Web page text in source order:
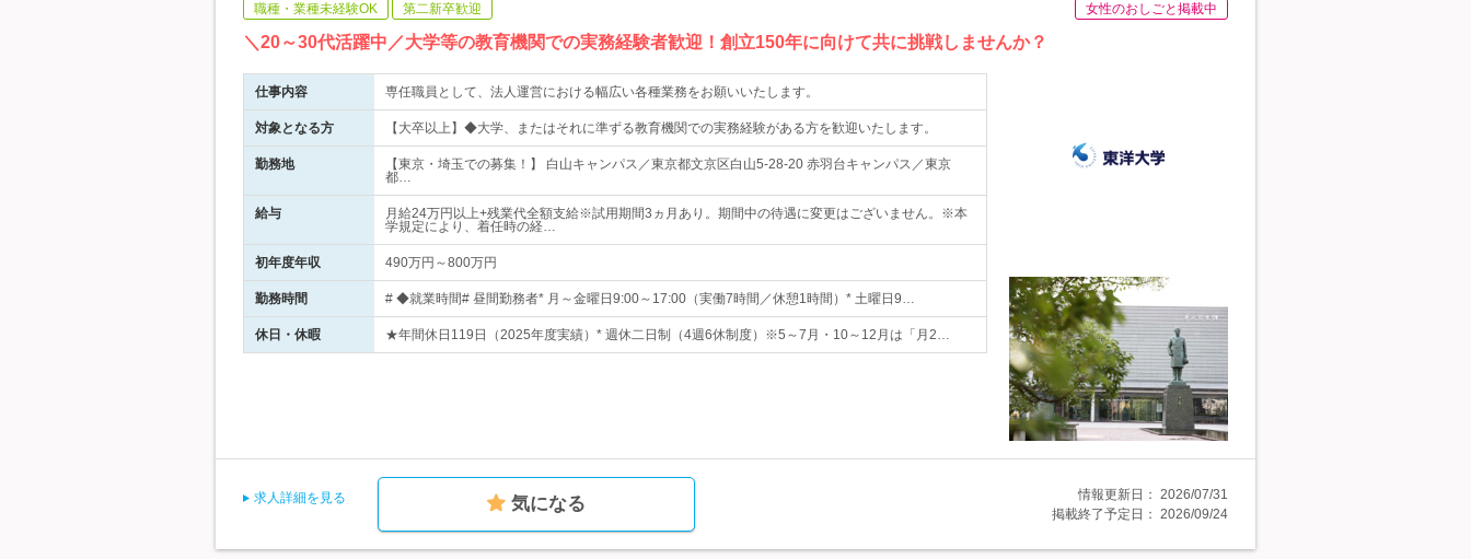
職種・業種未経験OK 第二新卒歓迎 女性のおしごと掲載中
＼20～30代活躍中／大学等の教育機関での実務経験者歓迎！創立150年に向けて共に挑戦しませんか？
仕事内容 専任職員として、法人運営における幅広い各種業務をお願いいたします。
対象となる方 【大卒以上】◆大学、またはそれに準ずる教育機関での実務経験がある方を歓迎いたします。
勤務地
【東京・埼玉での募集！】 白山キャンパス／東京都文京区白山5‐28‐20 赤羽台キャンパス／東京
都…
給与
月給24万円以上+残業代全額支給※試用期間3ヵ月あり。期間中の待遇に変更はございません。※本
学規定により、着任時の経…
初年度年収 490万円～800万円
勤務時間 # ◆就業時間# 昼間勤務者* 月～金曜日9:00～17:00（実働7時間／休憩1時間）* 土曜日9…
休日・休暇 ★年間休日119日（2025年度実績）* 週休二日制（4週6休制度）※5～7月・10～12月は「月2…
求人詳細を見る 気になる 情報更新日： 2026/07/31
掲載終了予定日： 2026/09/24